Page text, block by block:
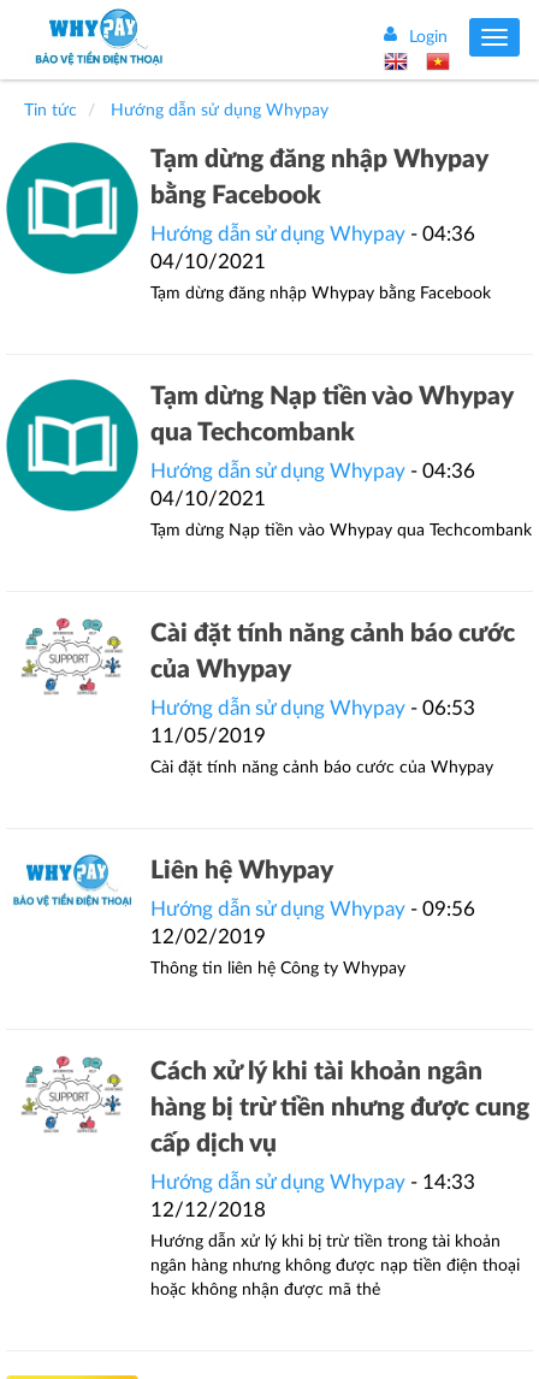
Toggle
Login
Tin tức Hướng dẫn sử dụng Whypay
Tạm dừng đăng nhập Whypay
bằng Facebook
Hướng dẫn sử dụng Whypay - 04:36
04/10/2021
Tạm dừng đăng nhập Whypay bằng Facebook
Tạm dừng Nạp tiền vào Whypay
qua Techcombank
Hướng dẫn sử dụng Whypay - 04:36
04/10/2021
Tạm dừng Nạp tiền vào Whypay qua Techcombank
Cài đặt tính năng cảnh báo cước
của Whypay
Hướng dẫn sử dụng Whypay - 06:53
11/05/2019
Cài đặt tính năng cảnh báo cước của Whypay
Liên hệ Whypay
Hướng dẫn sử dụng Whypay - 09:56
12/02/2019
Thông tin liên hệ Công ty Whypay
Cách xử lý khi tài khoản ngân
hàng bị trừ tiền nhưng được cung
cấp dịch vụ
Hướng dẫn sử dụng Whypay - 14:33
12/12/2018
Hướng dẫn xử lý khi bị trừ tiền trong tài khoản
ngân hàng nhưng không được nạp tiền điện thoại
hoặc không nhận được mã thẻ